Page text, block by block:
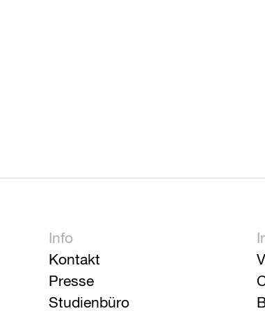
Info
Kontakt
Presse
Studienbüro